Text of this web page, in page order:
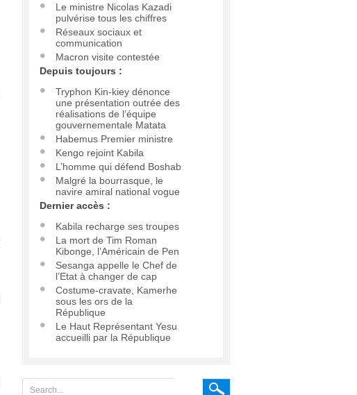
Le ministre Nicolas Kazadi
pulvérise tous les chiffres
Réseaux sociaux et
communication
Macron visite contestée
Depuis toujours :
Tryphon Kin-kiey dénonce
une présentation outrée des
réalisations de l’équipe
gouvernementale Matata
Habemus Premier ministre
Kengo rejoint Kabila
L’homme qui défend Boshab
Malgré la bourrasque, le
navire amiral national vogue
Dernier accès :
Kabila recharge ses troupes
La mort de Tim Roman
Kibonge, l’Américain de Pen
Sesanga appelle le Chef de
l’Etat à changer de cap
Costume-cravate, Kamerhe
sous les ors de la
République
Le Haut Représentant Yesu
accueilli par la République